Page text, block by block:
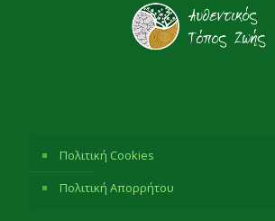
Πολιτική Cookies
Πολιτική Απορρήτου